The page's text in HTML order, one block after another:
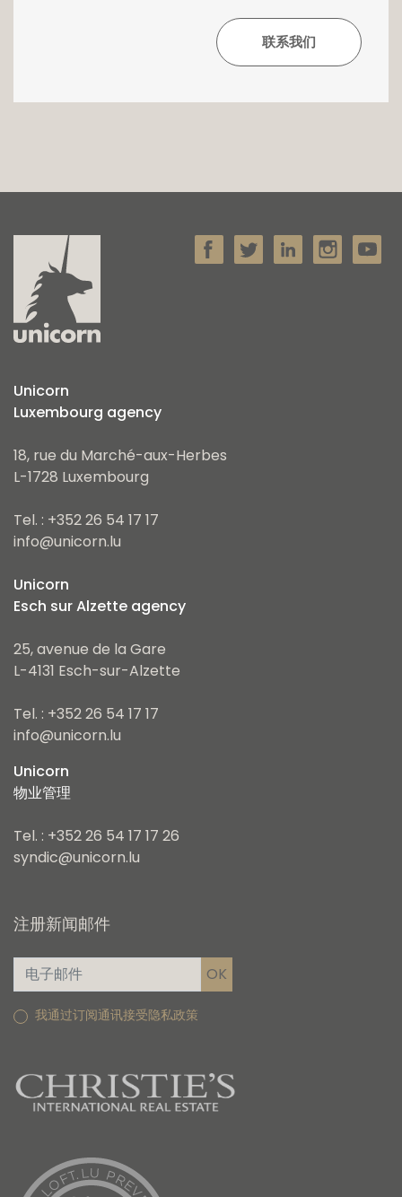
Unicorn
Luxembourg agency
18, rue du Marché-aux-Herbes
L-1728 Luxembourg
Tel. : +352 26 54 17 17
info@unicorn.lu
Unicorn
Esch sur Alzette agency
25, avenue de la Gare
L-4131 Esch-sur-Alzette
Tel. : +352 26 54 17 17
info@unicorn.lu
Unicorn
物业管理
Tel. : +352 26 54 17 17 26
syndic@unicorn.lu
注册新闻邮件
我通过订阅通讯接受隐私政策